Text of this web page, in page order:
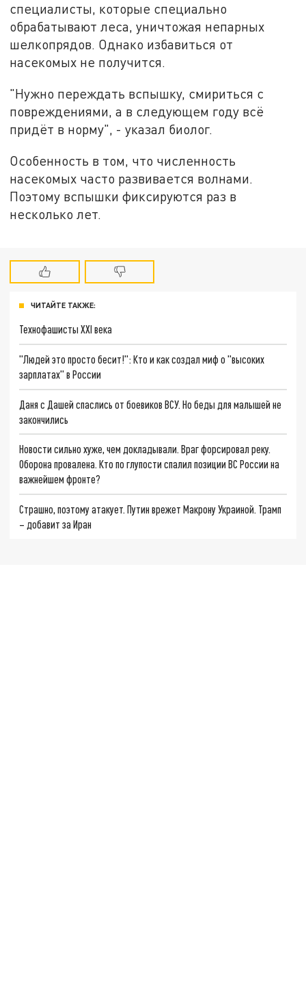
специалисты, которые специально
обрабатывают леса, уничтожая непарных
шелкопрядов. Однако избавиться от
насекомых не получится.
"Нужно переждать вспышку, смириться с
повреждениями, а в следующем году всё
придёт в норму", - указал биолог.
Особенность в том, что численность
насекомых часто развивается волнами.
Поэтому вспышки фиксируются раз в
несколько лет.
ЧИТАЙТЕ ТАКЖЕ:
Технофашисты XXI века
"Людей это просто бесит!": Кто и как создал миф о "высоких
зарплатах" в России
Даня с Дашей спаслись от боевиков ВСУ. Но беды для малышей не
закончились
Новости сильно хуже, чем докладывали. Враг форсировал реку.
Оборона провалена. Кто по глупости спалил позиции ВС России на
важнейшем фронте?
Страшно, поэтому атакует. Путин врежет Макрону Украиной. Трамп
– добавит за Иран